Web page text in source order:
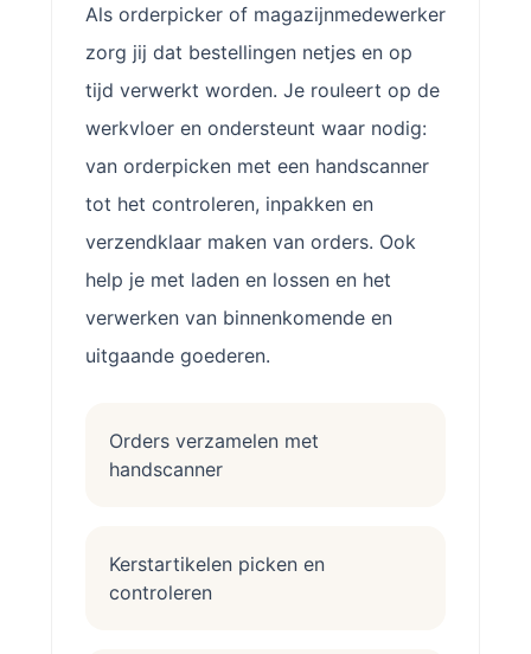
Als orderpicker of magazijnmedewerker
zorg jij dat bestellingen netjes en op
tijd verwerkt worden. Je rouleert op de
werkvloer en ondersteunt waar nodig:
van orderpicken met een handscanner
tot het controleren, inpakken en
verzendklaar maken van orders. Ook
help je met laden en lossen en het
verwerken van binnenkomende en
uitgaande goederen.
Orders verzamelen met
handscanner
Kerstartikelen picken en
controleren